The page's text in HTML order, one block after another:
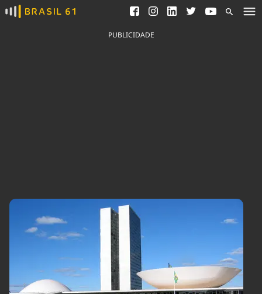
Ver todas as notícias
Saneamento
Indicadores
Agronegócios
Brasil
Brasil Mineral
Comportamento
Cultura
Economia
Educação
Infraestrutura
Internacional
Tempo
PUBLICIDADE